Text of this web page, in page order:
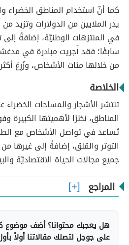
كما أنّ استخدام المناطق الخضراء
يدر الملايين من الدولارات وتزيد
في المنتزهات الوطنيّة، إضافةً
سابقًا؛ فقد أُجريت مبادرة في
من خلالها مئات الأشخاص، وزُرِعَ أكثر من 25
الخلاصة
تنتشر الأشجار والمساحات
المناطق، نظرًا لأهميتها الكبيرة
تُساعد في تواصل الأشخاص مع
التوتر والقلق، إضافةً إلى غيرها
جميع مجالات الحياة الاقتصاديّة
المراجع
هل يعجبك محتوانا؟ أضف
على جوجل لتصلك مقالاتنا أولاً